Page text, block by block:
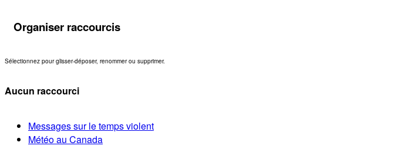
Organiser raccourcis
Sélectionnez pour glisser-déposer, renommer ou supprimer.
Aucun raccourci
Messages sur le temps violent
Météo au Canada